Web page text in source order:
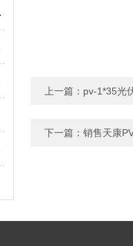
境
上一篇： pv-1*35光
下一篇： 销售天康